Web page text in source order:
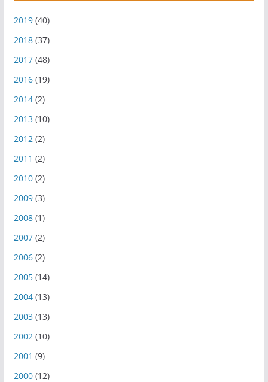
2019(40)
2018(37)
2017(48)
2016(19)
2014(2)
2013 (10)
2012(2)
2011 (2)
2010(2)
2009(3)
2008(1)
2007(2)
2006(2)
2005(14)
2004(13)
2003 (13)
2002(10)
2001 (9)
2000(12)